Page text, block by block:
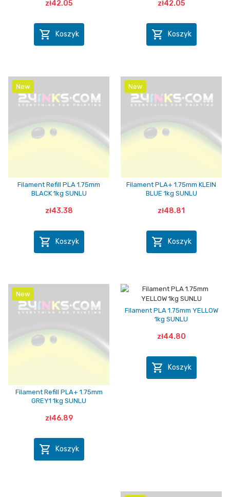
zł42.05
 Koszyk
zł42.05
 Koszyk
New
Filament Refill PLA 1.75mm
BLACK 1kg SUNLU
zł43.38
 Koszyk
New
Filament PLA+ 1.75mm KLEIN
BLUE 1kg SUNLU
zł48.81
 Koszyk
New
Filament Refill PLA+ 1.75mm
GREY1 1kg SUNLU
zł46.89
 Koszyk
Filament PLA 1.75mm YELLOW
1kg SUNLU
zł44.80
 Koszyk